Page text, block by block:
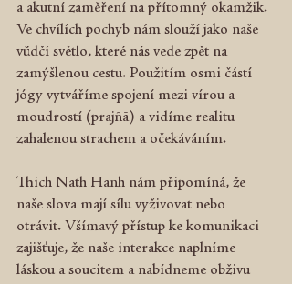
a akutní zaměření na přítomný okamžik.
Ve chvílích pochyb nám slouží jako naše
vůdčí světlo, které nás vede zpět na
zamýšlenou cestu. Použitím osmi částí
jógy vytváříme spojení mezi vírou a
moudrostí (prajñā) a vidíme realitu
zahalenou strachem a očekáváním.
Thich Nath Hanh nám připomíná, že
naše slova mají sílu vyživovat nebo
otrávit. Všímavý přístup ke komunikaci
zajišťuje, že naše interakce naplníme
láskou a soucitem a nabídneme obživu